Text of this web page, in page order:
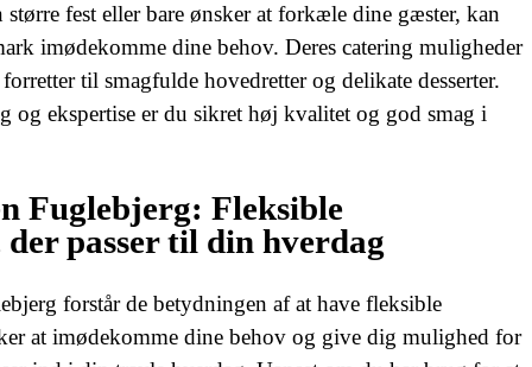
fest eller bare ønsker at forkæle dine gæster, kan
imødekomme dine behov. Deres catering muligheder
til smagfulde hovedretter og delikate desserter.
og ekspertise er du sikret høj kvalitet og god smag i
Fuglebjerg: Fleksible
passer til din hverdag
forstår de betydningen af at have fleksible
at imødekomme dine behov og give dig mulighed for